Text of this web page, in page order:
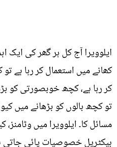
ایلوویرا آج کل ہر گھر کی ایک
کھانے میں استعمال کر رہا ہے
کر رہا ہے، کچھ خوبصورتی کو
تو کچھ بالوں کو بڑھانے میں
مسائل کا۔ ایلوویرا میں
بیکٹریل خصوصیات پائی